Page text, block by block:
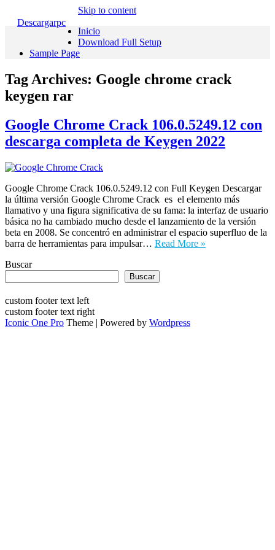
Descargarpc
Skip to content
Inicio
Download Full Setup
Sample Page
Tag Archives: Google chrome crack
keygen rar
Google Chrome Crack 106.0.5249.12 con
descarga completa de Keygen 2022
Google Chrome Crack 106.0.5249.12 con Full Keygen Descargar
la última versión Google Chrome Crack es el elemento más
llamativo y una figura significativa de su fama: la interfaz de usuario
básica no ha cambiado mucho desde el lanzamiento de la versión
beta en 2008. Se concentró en administrar el espacio superfluo de la
barra de herramientas para impulsar… Read More »
Buscar
Buscar
custom footer text left
custom footer text right
Iconic One Pro Theme | Powered by Wordpress